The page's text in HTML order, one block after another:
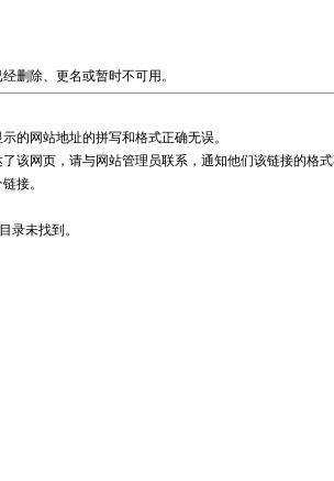
删除、更名或暂时不可用。
的网站地址的拼写和格式正确无误。
该网页，请与网站管理员联系，通知他们该链接的格
接。
录未找到。